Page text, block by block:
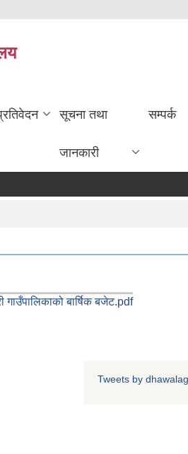
सूचना तथा
जानकारी
सम्पर्क
गाउँपालिकाको बार्षिक बजेट.pdf
Tweets by